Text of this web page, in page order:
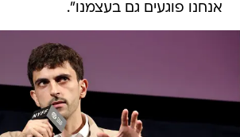
אנחנו פוגעים גם בעצמנו".